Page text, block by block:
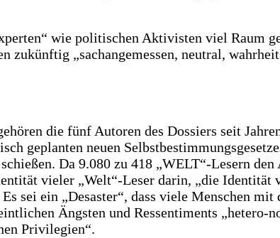
wie politischen Aktivisten viel Raum
„sachangemessen, neutral,
die fünf Autoren des Dossiers seit
geplanten neuen
Da 9.080 zu 418 „WELT“-Lesern den
vieler „Welt“-Leser darin, „die Identität
sei ein „Desaster“, dass viele Menschen mit
Ängsten und Ressentiments „hetero-
Privilegien“.